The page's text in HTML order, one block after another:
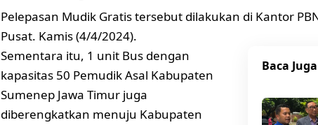
Pelepasan Mudik Gratis tersebut dilakukan di Kantor
Pusat. Kamis (4/4/2024).
Baca Juga
Sementara itu, 1 unit Bus dengan
kapasitas 50 Pemudik Asal Kabupaten
Sumenep Jawa Timur juga
diberengkatkan menuju Kabupaten